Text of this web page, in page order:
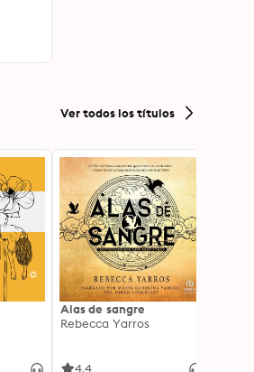
Ver todos los títulos
Alas de sangre
Rebecca Yarros
4.4